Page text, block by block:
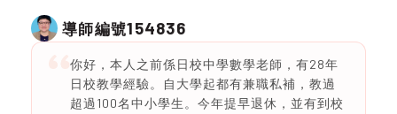
導師編號154836
你好，本人之前係日校中學數學老師，有28年
日校教學經驗。自大學起都有兼職私補，教過
超過100名中小學生。今年提早退休，並有到校